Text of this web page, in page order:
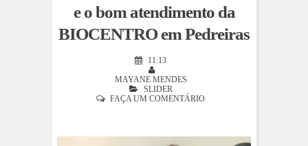
e o bom atendimento da
BIOCENTRO em Pedreiras
11:13
MAYANE MENDES
SLIDER
FAÇA UM COMENTÁRIO